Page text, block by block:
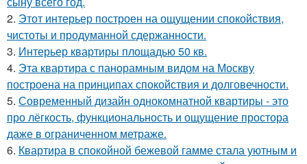
2. Этот интерьер построен на ощущении спокойствия,
чистоты и продуманной сдержанности.
3. Интерьер квартиры площадью 50 кв.
4. Эта квартира с панорамным видом на Москву
построена на принципах спокойствия и долговечности.
5. Современный дизайн однокомнатной квартиры - это
про лёгкость, функциональность и ощущение простора
даже в ограниченном метраже.
6. Квартира в спокойной бежевой гамме стала уютным и